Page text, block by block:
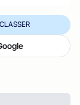
CLASSER